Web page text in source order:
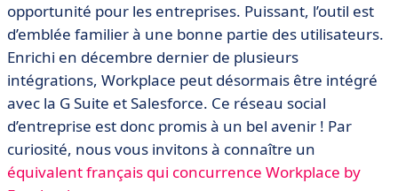
opportunité pour les entreprises. Puissant, l’outil est
d’emblée familier à une bonne partie des utilisateurs.
Enrichi en décembre dernier de plusieurs
intégrations, Workplace peut désormais être intégré
avec la G Suite et Salesforce. Ce réseau social
d’entreprise est donc promis à un bel avenir ! Par
curiosité, nous vous invitons à connaître un
équivalent français qui concurrence Workplace by